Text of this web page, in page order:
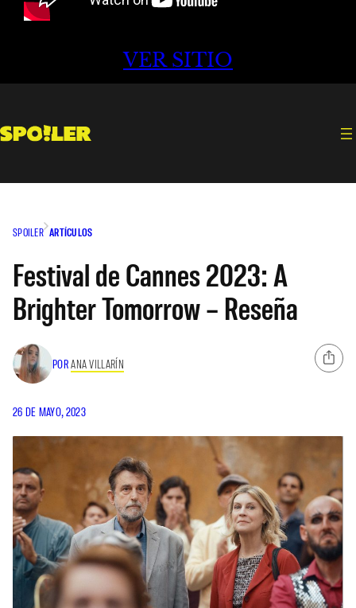
VER SITIO
SPOILER ARTÍCULOS
Festival de Cannes 2023: A
Brighter Tomorrow – Reseña
PORANA VILLARÍN
26 DE MAYO, 2023